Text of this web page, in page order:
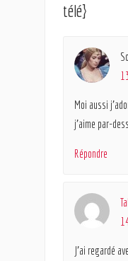
télé}
Moi aussi
j’aime par-
Répondre
J’ai regardé